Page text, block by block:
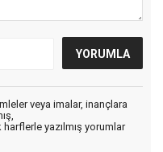
veya imalar, inançlara
yazılmış yorumlar